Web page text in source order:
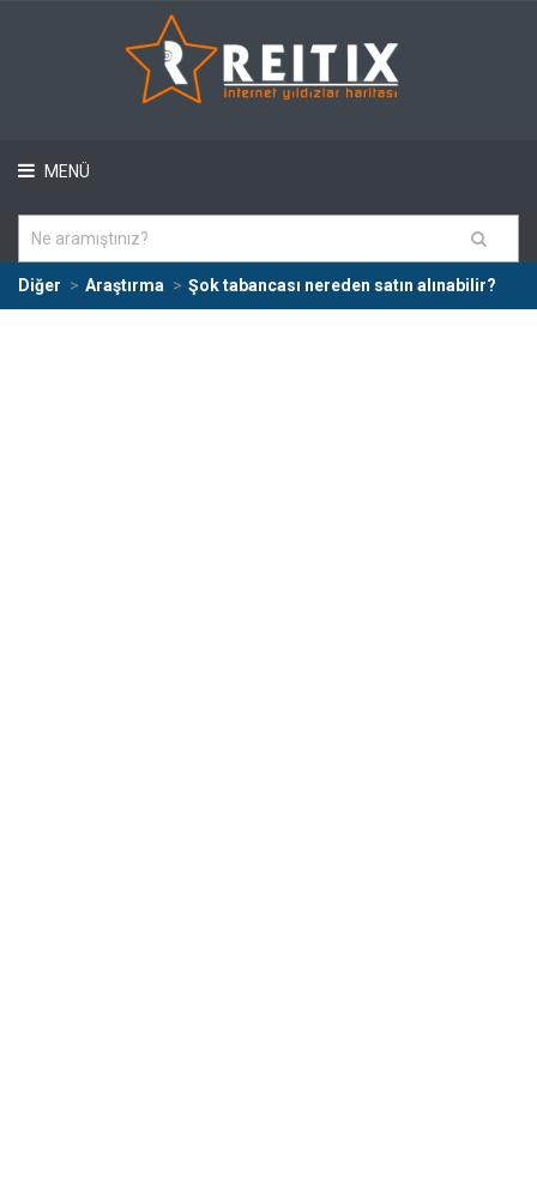
MENÜ
Diğer Araştırma Şok tabancası nereden satın alınabilir?